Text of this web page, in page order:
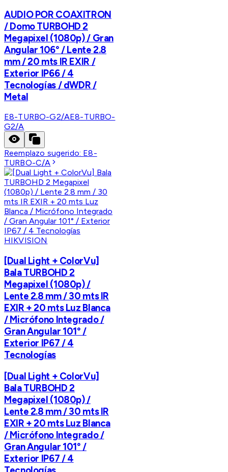
AUDIO POR COAXITRON
/ Domo TURBOHD 2
Megapixel (1080p) / Gran
Angular 106° / Lente 2.8
mm / 20 mts IR EXIR /
Exterior IP66 / 4
Tecnologías / dWDR /
Metal
E8-TURBO-G2/AE8-TURBO-
G2/A
Reemplazo sugerido: E8-
TURBO-C/A
HIKVISION
[Dual Light + ColorVu]
Bala TURBOHD 2
Megapixel (1080p) /
Lente 2.8 mm / 30 mts IR
EXIR + 20 mts Luz Blanca
/ Micrófono Integrado /
Gran Angular 101° /
Exterior IP67 / 4
Tecnologías
[Dual Light + ColorVu]
Bala TURBOHD 2
Megapixel (1080p) /
Lente 2.8 mm / 30 mts IR
EXIR + 20 mts Luz Blanca
/ Micrófono Integrado /
Gran Angular 101° /
Exterior IP67 / 4